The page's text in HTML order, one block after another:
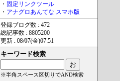
・ 固定リンクツール
・ アナグロあんてな スマホ版
登録ブログ数 : 472
総記事数 : 8805200
更新 : 08/07(金)07:51
キーワード検索
※半角スペース区切りでAND検索